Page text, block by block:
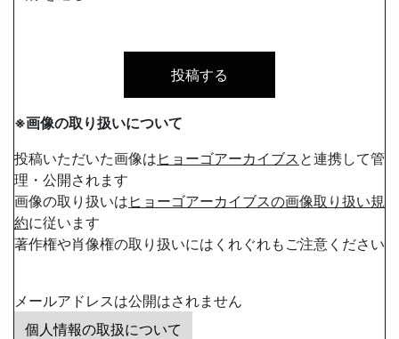
※画像の取り扱いについて
投稿いただいた画像は ヒョーゴアーカイブス と連携して管
理・公開されます
画像の取り扱いは ヒョーゴアーカイブスの画像取り扱い規
約に従います
著作権や肖像権の取り扱いにはくれぐれもご注意ください
メールアドレスは公開はされません
個人情報の取扱について